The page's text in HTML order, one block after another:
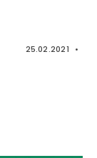
25.02.2021
•